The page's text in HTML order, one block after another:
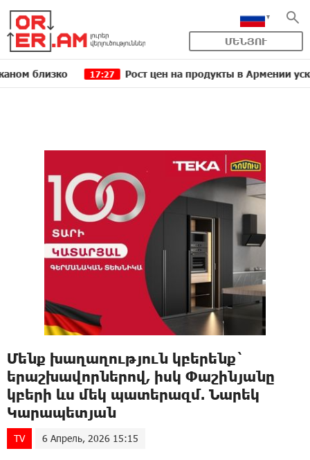
ՄԵՆՅՈՒ
17:27 Рост цен на продукты в Армении
Մենք խաղաղություն կբերենք`
երաշխավորներով, իսկ Փաշինյանը
կբերի ևս մեկ պատերազմ. Նարեկ
Կարապետյան
TV 6 Апрель, 2026 15:15